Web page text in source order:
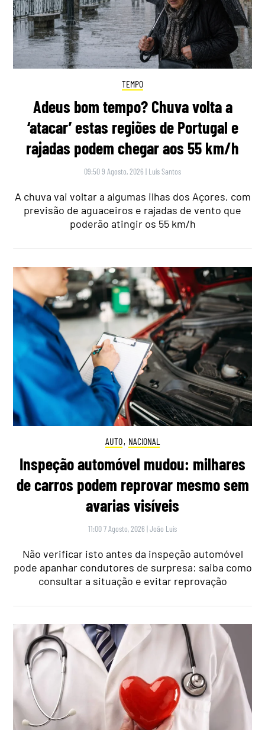
TEMPO
Adeus bom tempo? Chuva volta a
‘atacar’ estas regiões de Portugal e
rajadas podem chegar aos 55 km/h
09:50 9 Agosto, 2026 | Luís Santos
A chuva vai voltar a algumas ilhas dos Açores, com
previsão de aguaceiros e rajadas de vento que
poderão atingir os 55 km/h
AUTO, NACIONAL
Inspeção automóvel mudou: milhares
de carros podem reprovar mesmo sem
avarias visíveis
11:00 7 Agosto, 2026 |João Luís
Não verificar isto antes da inspeção automóvel
pode apanhar condutores de surpresa: saiba como
consultar a situação e evitar reprovação